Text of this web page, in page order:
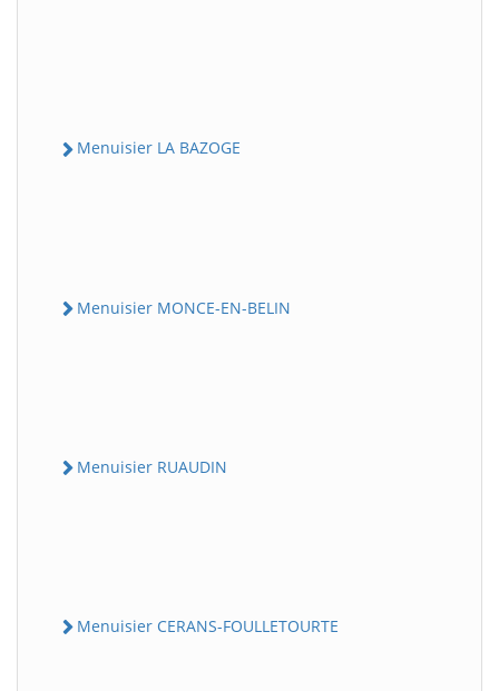
Menuisier LA BAZOGE
Menuisier MONCE-EN-BELIN
Menuisier RUAUDIN
Menuisier CERANS-FOULLETOURTE